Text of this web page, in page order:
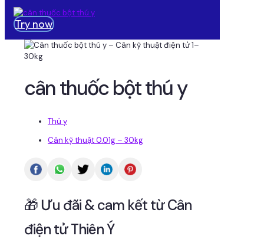
Try now
cân thuốc bột thú y
Thú y
Cân kỹ thuật 0.01g – 30kg
🎁 Ưu đãi & cam kết từ Cân
điện tử Thiên Ý